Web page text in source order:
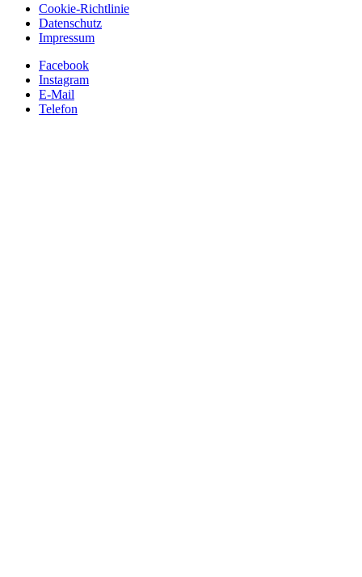
Cookie-Richtlinie
Datenschutz
Impressum
Facebook
Instagram
E-Mail
Telefon